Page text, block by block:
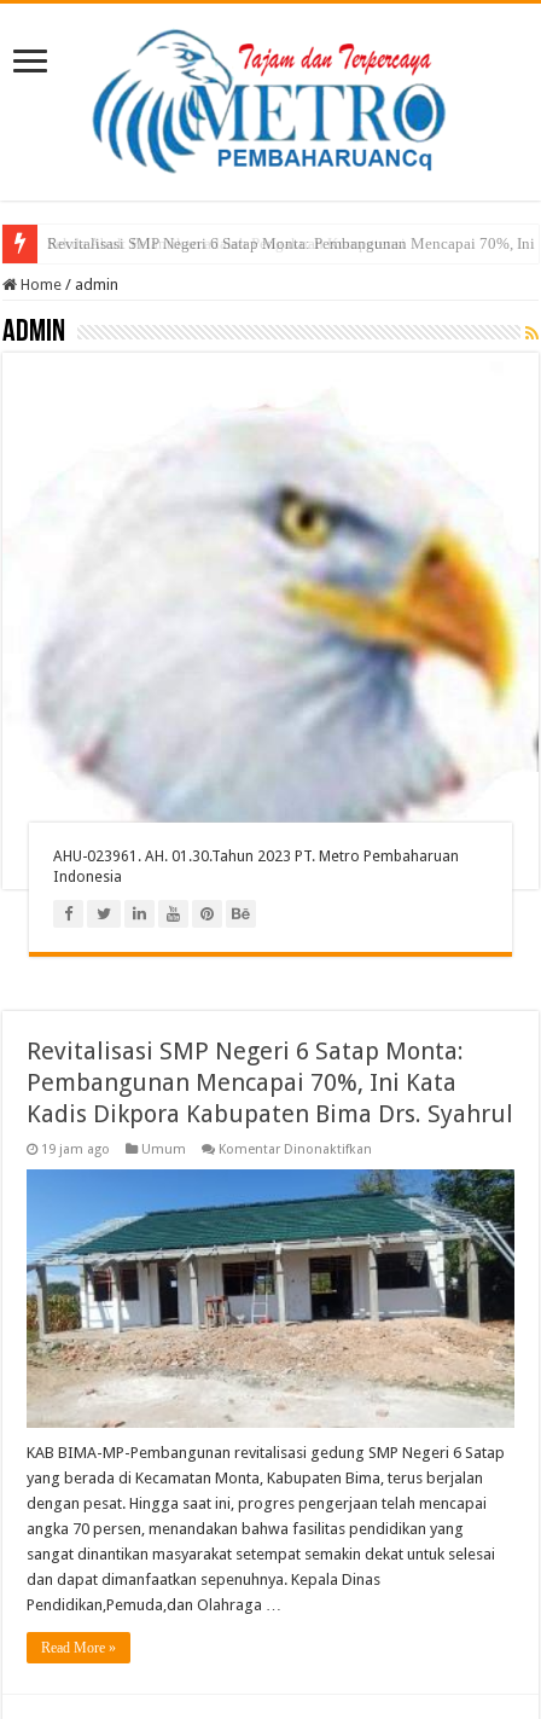
Sekda Abul: Pelantikan adalah Pengakuan Kompetensi
Home / admin
admin
AHU-023961. AH. 01.30.Tahun 2023 PT. Metro Pembaharuan
Indonesia
Revitalisasi SMP Negeri 6 Satap Monta:
Pembangunan Mencapai 70%, Ini Kata
Kadis Dikpora Kabupaten Bima Drs. Syahrul
19 jam ago Umum Komentar Dinonaktifkan
SMP
Negeri
6
Satap
Monta:
Pembangunan
Mencapai
70%,
Kata
Kadis
Dikpora
Kabupaten
Bima
Drs.
Syahrul
KAB BIMA-MP-Pembangunan revitalisasi gedung SMP Negeri 6 Satap
yang berada di Kecamatan Monta, Kabupaten Bima, terus berjalan
dengan pesat. Hingga saat ini, progres pengerjaan telah mencapai
angka 70 persen, menandakan bahwa fasilitas pendidikan yang
sangat dinantikan masyarakat setempat semakin dekat untuk selesai
dan dapat dimanfaatkan sepenuhnya. Kepala Dinas
Pendidikan,Pemuda,dan Olahraga …
Read More »